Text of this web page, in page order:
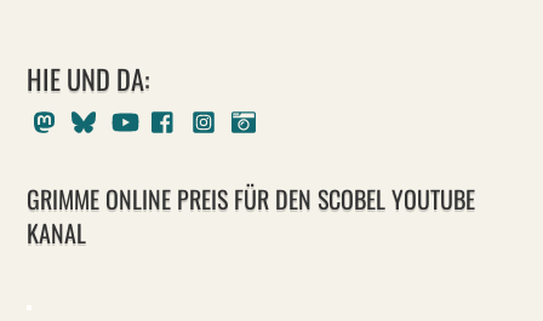
HIE UND DA:
MastodonBlueskyYoutubeFacebookInstagram
GRIMME ONLINE PREIS FÜR DEN SCOBEL YOUTUBE
KANAL